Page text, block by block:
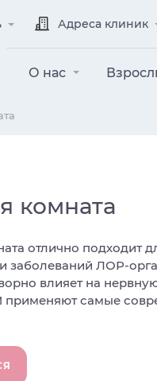
Адреса клиник
О нас
комната
отлично подходит
заболеваний ЛОР-
влияет на
самые